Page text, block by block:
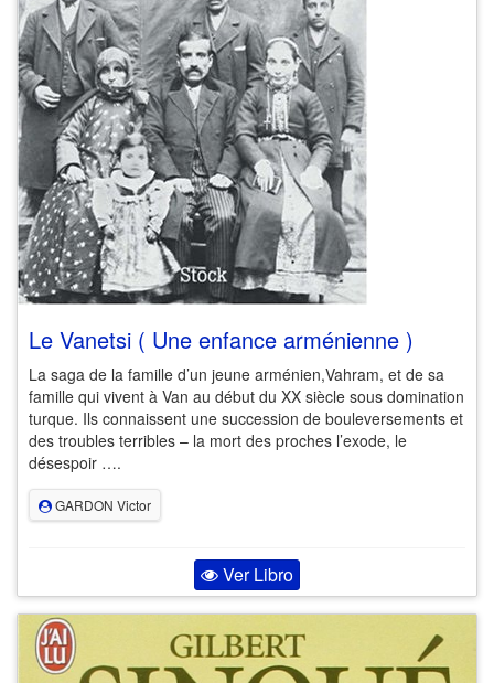
Le Vanetsi ( Une enfance arménienne )
La saga de la famille d’un jeune arménien,Vahram, et de sa
famille qui vivent à Van au début du XX siècle sous domination
turque. Ils connaissent une succession de bouleversements et
des troubles terribles – la mort des proches l’exode, le
désespoir ….
GARDON Victor
Ver Libro